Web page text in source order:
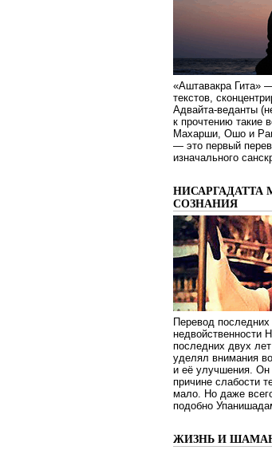
«Аштавакра Гита»
текстов,
Адвайта-веданты
к прочтению такие
Махарши, Ошо и
— это первый
изначального
НИСАРГАДАТТА
СОЗНАНИЯ
Перевод
недвойственности
последних двух
уделял внимания
и её улучшения.
причине слабости
мало. Но даже
подобно
ЖИЗНЬ И